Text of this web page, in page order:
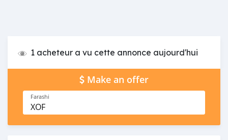
1 acheteur a vu cette annonce aujourd'hui
Make an offer
Farashi
XOF